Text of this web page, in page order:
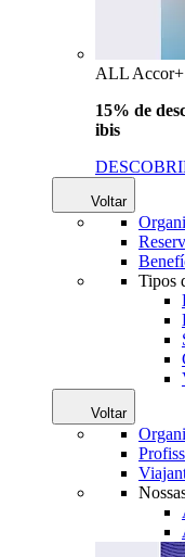
ALL
15% de
ibis
Voltar
Tipos
Voltar